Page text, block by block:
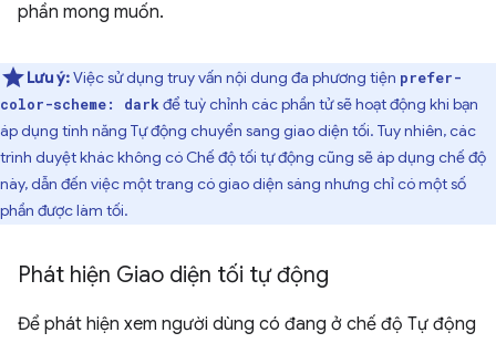
phần mong muốn.
Lưu ý:Việc sử dụng truy vấn nội dung đa phương tiện prefer-
color-scheme: dark để tuỳ chỉnh các phần tử sẽ hoạt động khi bạn
áp dụng tính năng Tự động chuyển sang giao diện tối. Tuy nhiên, các
trình duyệt khác không có Chế độ tối tự động cũng sẽ áp dụng chế độ
này, dẫn đến việc một trang có giao diện sáng nhưng chỉ có một số
phần được làm tối.
Phát hiện Giao diện tối tự động
Để phát hiện xem người dùng có đang ở chế độ Tự động